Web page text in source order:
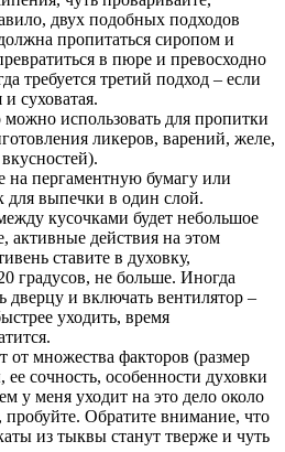
двух подобных подходов
пропитаться сиропом и
в пюре и превосходно
требуется третий подход – если
суховатая.
использовать для пропитки
ликеров, варений, желе,
на пергаментную бумагу или
для выпечки в один слой.
кусочками будет небольшое
активные действия на этом
ставите в духовку,
градусов, не больше. Иногда
и включать вентилятор –
уходить, время
от множества факторов (размер
сочность, особенности духовки
у меня уходит на это дело около
пробуйте. Обратите внимание, что
из тыквы станут тверже и чуть